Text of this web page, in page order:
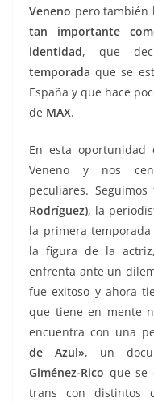
Veneno pero también
tan importante
identidad, que
temporada que se
España y que hace
de MAX.
En esta
Veneno y nos
peculiares.
Rodríguez), la
la primera
la figura de la
enfrenta ante un
fue exitoso y ahora
que tiene en mente
encuentra con una
de Azul», un
Giménez-Rico que se
trans con distintos